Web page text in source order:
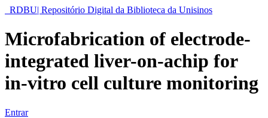
RDBU| Repositório Digital da Biblioteca da Unisinos
Microfabrication of electrode-
integrated liver-on-achip for
in-vitro cell culture monitoring
Entrar